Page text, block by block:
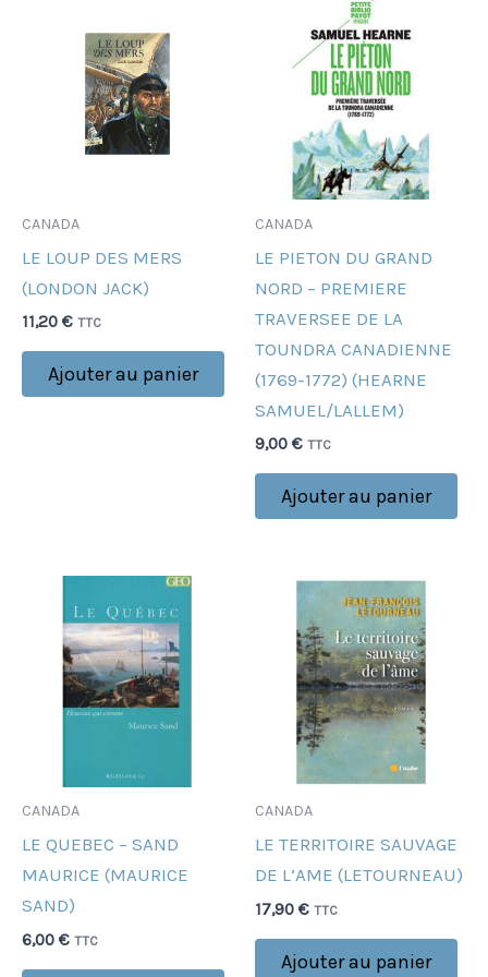
CANADA
LE LOUP DES MERS
(LONDON JACK)
11,20 € TTC
Ajouter au panier
CANADA
LE PIETON DU GRAND
NORD – PREMIERE
TRAVERSEE DE LA
TOUNDRA CANADIENNE
(1769-1772) (HEARNE
SAMUEL/LALLEM)
9,00 € TTC
Ajouter au panier
CANADA
LE QUEBEC – SAND
MAURICE (MAURICE
SAND)
6,00 € TTC
CANADA
LE TERRITOIRE SAUVAGE
DE L’AME (LETOURNEAU)
17,90 € TTC
Ajouter au panier